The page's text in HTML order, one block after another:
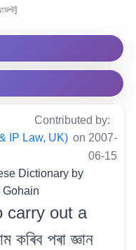
Contributed by:
IP Law, UK) on 2007-
06-15
Dictionary by
Gohain
carry out a
পৰা জ্ঞান